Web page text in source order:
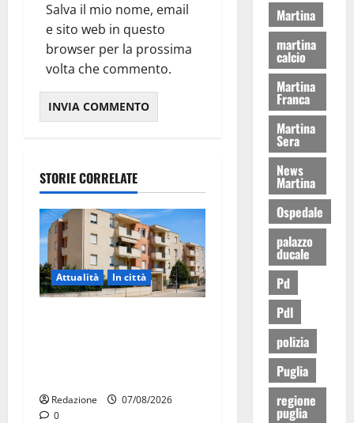
Salva il mio nome, email
e sito web in questo
browser per la prossima
volta che commento.
STORIE CORRELATE
Attualità In città
Redazione
07/08/2026
0
Martina
martina
calcio
Martina
Franca
Martina
Sera
News
Martina
Ospedale
palazzo
ducale
Pd
Pdl
polizia
Puglia
regione
puglia